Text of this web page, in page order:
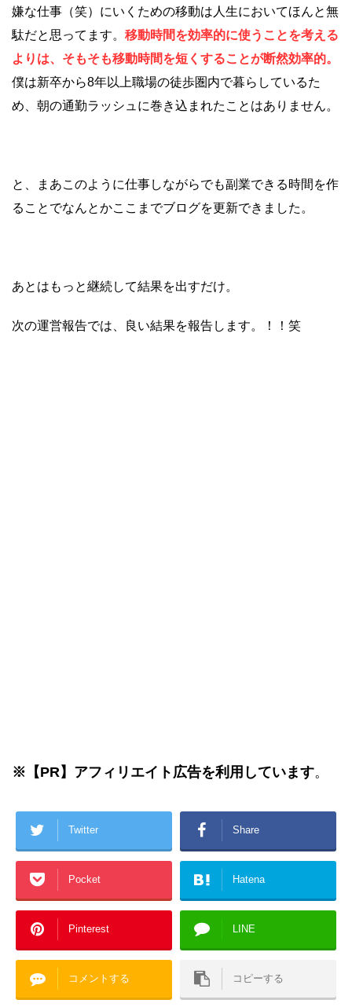
嫌な仕事（笑）にいくための移動は人生においてほんと無
駄だと思ってます。 移動時間を効率的に使うことを考える
よりは、そもそも移動時間を短くすることが断然効率的。
僕は新卒から8年以上職場の徒歩圏内で暮らしているた
め、朝の通勤ラッシュに巻き込まれたことはありません。
と、まあこのように仕事しながらでも副業できる時間を作
ることでなんとかここまでブログを更新できました。
あとはもっと継続して結果を出すだけ。
次の運営報告では、良い結果を報告します。！！笑
※ 【PR】 アフィリエイト広告を利用しています。
Twitter Share
Pocket Hatena
Pinterest LINE
コメントする コピーする